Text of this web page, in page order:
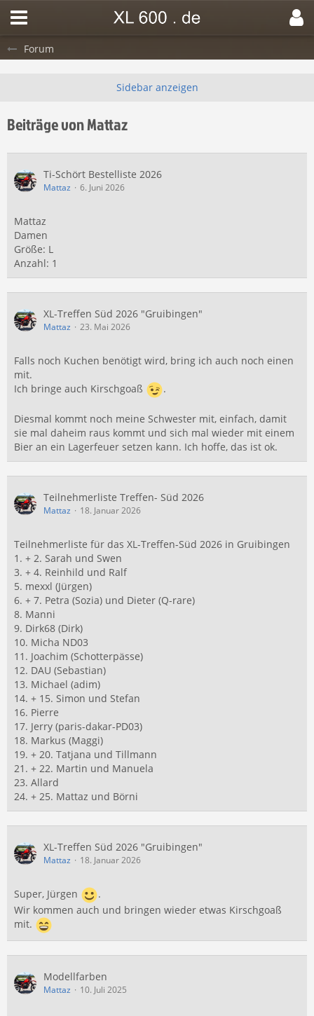
Forum
Beiträge von Mattaz
Ti-Schört Bestelliste 2026
Mattaz 6. Juni 2026
Mattaz
Damen
Größe: L
Anzahl: 1
XL-Treffen Süd 2026 "Gruibingen"
Mattaz 23. Mai 2026
Falls noch Kuchen benötigt wird, bring ich auch noch einen
mit.
Ich bringe auch Kirschgoaß
.
Diesmal kommt noch meine Schwester mit, einfach, damit
sie mal daheim raus kommt und sich mal wieder mit einem
Bier an ein Lagerfeuer setzen kann. Ich hoffe, das ist ok.
Teilnehmerliste Treffen- Süd 2026
Mattaz 18. Januar 2026
Teilnehmerliste für das XL-Treffen-Süd 2026 in Gruibingen
1. + 2. Sarah und Swen
3. + 4. Reinhild und Ralf
5. mexxl (Jürgen)
6. + 7. Petra (Sozia) und Dieter (Q-rare)
8. Manni
9. Dirk68 (Dirk)
10. Micha ND03
11. Joachim (Schotterpässe)
12. DAU (Sebastian)
13. Michael (adim)
14. + 15. Simon und Stefan
16. Pierre
17. Jerry (paris-dakar-PD03)
18. Markus (Maggi)
19. + 20. Tatjana und Tillmann
21. + 22. Martin und Manuela
23. Allard
24. + 25. Mattaz und Börni
XL-Treffen Süd 2026 "Gruibingen"
Mattaz 18. Januar 2026
Super, Jürgen
.
Wir kommen auch und bringen wieder etwas Kirschgoaß
mit.
Modellfarben
Mattaz 10. Juli 2025